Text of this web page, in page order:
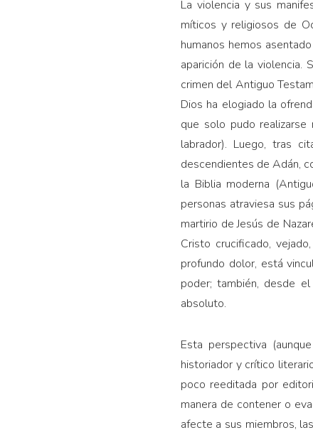
La violencia y sus
míticos y religiosos de
humanos hemos
aparición de la violencia.
crimen del Antiguo
Dios ha elogiado la
que solo pudo
labrador). Luego, tras
descendientes de Adán,
la Biblia moderna
personas atraviesa sus
martirio de Jesús de
Cristo crucificado,
profundo dolor, está
poder; también, desde
absoluto.
Esta perspectiva
historiador y crítico
poco reeditada por
manera de contener o
afecte a sus miembros,